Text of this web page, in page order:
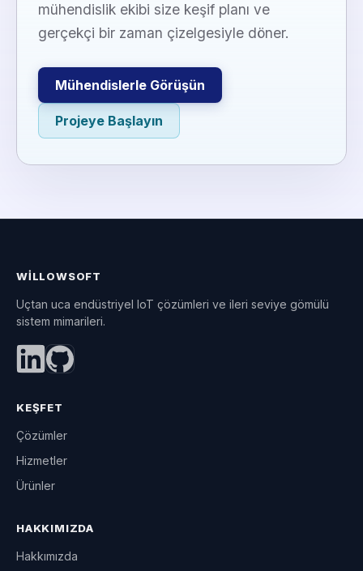
mühendislik ekibi size keşif planı ve
gerçekçi bir zaman çizelgesiyle döner.
Mühendislerle Görüşün
Projeye Başlayın
WILLOWSOFT
Uçtan uca endüstriyel IoT çözümleri ve ileri seviye gömülü
sistem mimarileri.
KEŞFET
Çözümler
Hizmetler
Ürünler
HAKKIMIZDA
Hakkımızda